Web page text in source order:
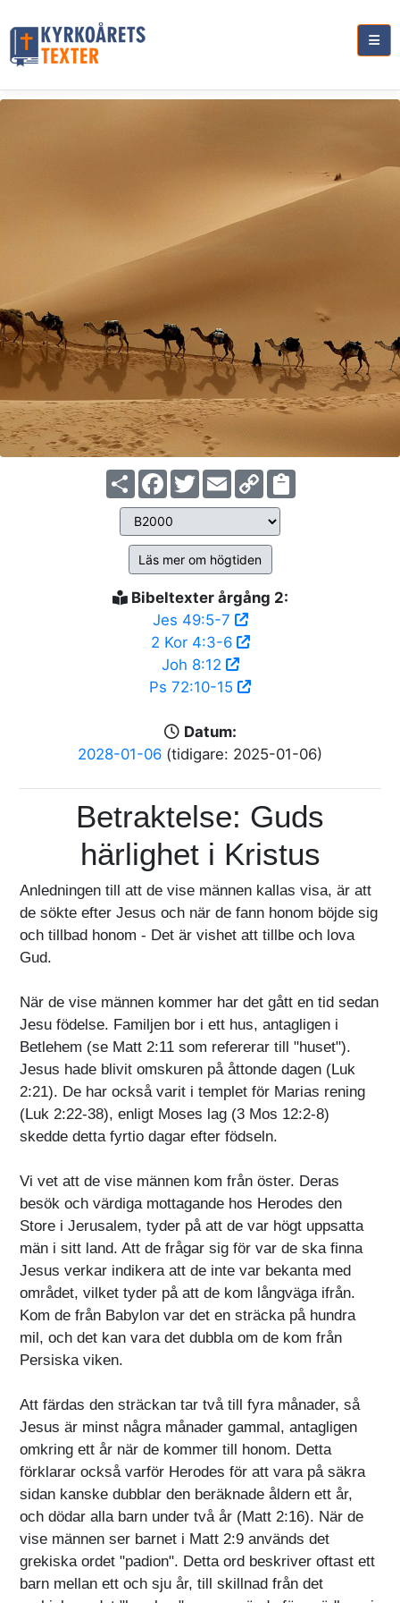
ShareFacebook
TwitterEmailCopy
Link
Läs mer om högtiden
Bibeltexter årgång 2:
Jes 49:5-7
2 Kor 4:3-6
Joh 8:12
Ps 72:10-15
Datum:
2028-01-06 (tidigare: 2025-01-06)
Betraktelse: Guds
härlighet i Kristus
Anledningen till att de vise männen kallas visa, är att
de sökte efter Jesus och när de fann honom böjde sig
och tillbad honom - Det är vishet att tillbe och lova
Gud.
När de vise männen kommer har det gått en tid sedan
Jesu födelse. Familjen bor i ett hus, antagligen i
Betlehem (se Matt 2:11 som refererar till "huset").
Jesus hade blivit omskuren på åttonde dagen (Luk
2:21). De har också varit i templet för Marias rening
(Luk 2:22-38), enligt Moses lag (3 Mos 12:2-8)
skedde detta fyrtio dagar efter födseln.
Vi vet att de vise männen kom från öster. Deras
besök och värdiga mottagande hos Herodes den
Store i Jerusalem, tyder på att de var högt uppsatta
män i sitt land. Att de frågar sig för var de ska finna
Jesus verkar indikera att de inte var bekanta med
området, vilket tyder på att de kom långväga ifrån.
Kom de från Babylon var det en sträcka på hundra
mil, och det kan vara det dubbla om de kom från
Persiska viken.
Att färdas den sträckan tar två till fyra månader, så
Jesus är minst några månader gammal, antagligen
omkring ett år när de kommer till honom. Detta
förklarar också varför Herodes för att vara på säkra
sidan kanske dubblar den beräknade åldern ett år,
och dödar alla barn under två år (Matt 2:16). När de
vise männen ser barnet i Matt 2:9 används det
grekiska ordet "padion". Detta ord beskriver oftast ett
barn mellan ett och sju år, till skillnad från det